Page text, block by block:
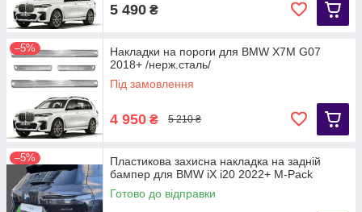
5 490 ₴
–5%
Накладки на пороги для BMW X7M G07
2018+ /нерж.сталь/
Під замовлення
4 950 ₴ 5 210 ₴
–5%
Пластикова захисна накладка на задній
бампер для BMW iX i20 2022+ M-Pack
Готово до відправки